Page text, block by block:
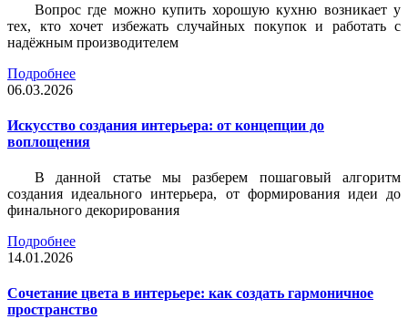
Вопрос где можно купить хорошую кухню возникает у
тех, кто хочет избежать случайных покупок и работать с
надёжным производителем
Подробнее
06.03.2026
Искусство создания интерьера: от концепции до
воплощения
В данной статье мы разберем пошаговый алгоритм
создания идеального интерьера, от формирования идеи до
финального декорирования
Подробнее
14.01.2026
Сочетание цвета в интерьере: как создать гармоничное
пространство